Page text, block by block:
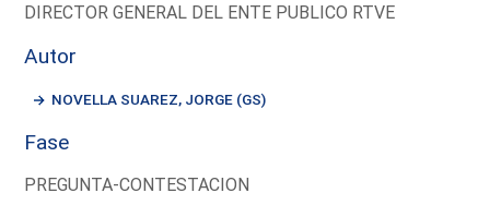
DIRECTOR GENERAL DEL ENTE PUBLICO RTVE
Autor
NOVELLA SUAREZ, JORGE (GS)
Fase
PREGUNTA-CONTESTACION